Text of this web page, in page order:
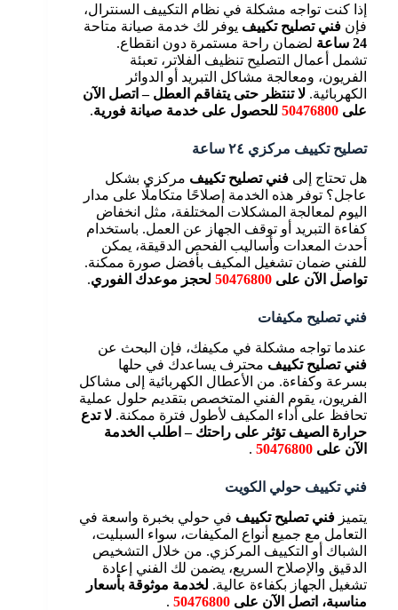
إذا كنت تواجه مشكلة في نظام التكييف السنترال،
فإن فني تصليح تكييف يوفر لك خدمة صيانة متاحة
24 ساعة
لضمان راحة مستمرة دون انقطاع.
تشمل أعمال التصليح تنظيف الفلاتر، تعبئة
الفريون، ومعالجة مشاكل التبريد أو الدوائر
الكهربائية. لا تنتظر حتى يتفاقم العطل – اتصل الآن
على 50476800 للحصول على خدمة صيانة فورية.
تصليح تكييف مركزي ٢٤ ساعة
هل تحتاج إلى فني تصليح تكييف مركزي بشكل
عاجل؟ توفر هذه الخدمة إصلاحًا متكاملًا على مدار
اليوم لمعالجة المشكلات المختلفة، مثل انخفاض
كفاءة التبريد أو توقف الجهاز عن العمل. باستخدام
أحدث المعدات وأساليب الفحص الدقيقة، يمكن
للفني ضمان تشغيل المكيف بأفضل صورة ممكنة.
تواصل الآن على 50476800 لحجز موعدك الفوري.
فني تصليح مكيفات
عندما تواجه مشكلة في مكيفك، فإن البحث عن
فني تصليح تكييف محترف يساعدك في حلها
بسرعة وكفاءة. من الأعطال الكهربائية إلى مشاكل
الفريون، يقوم الفني المتخصص بتقديم حلول عملية
تحافظ على أداء المكيف لأطول فترة ممكنة. لا تدع
حرارة الصيف تؤثر على راحتك – اطلب الخدمة
الآن على 50476800
.
فني تكييف حولي الكويت
يتميز فني تصليح تكييف في حولي بخبرة واسعة في
التعامل مع جميع أنواع المكيفات، سواء السبليت،
الشباك أو التكييف المركزي. من خلال التشخيص
الدقيق والإصلاح السريع، يضمن لك الفني إعادة
تشغيل الجهاز بكفاءة عالية. لخدمة موثوقة بأسعار
مناسبة، اتصل الآن على 50476800
.